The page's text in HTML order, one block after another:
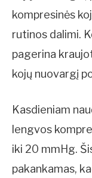
kompresinės
rutinos dalimi.
pagerina
kojų nuovargį
Kasdieniam
lengvos
iki 20 mmHg.
pakankamas,